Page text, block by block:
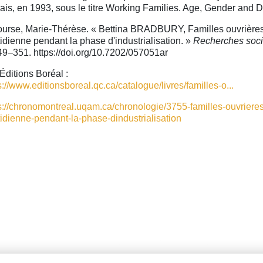
en 1993, sous le titre Working Families. Age, Gender and
Marie-Thérèse. « Bettina BRADBURY, Familles
pendant la phase d'industrialisation. » Recherches
https://doi.org/10.7202/057051ar
Boréal :
www.editionsboreal.qc.ca/catalogue/livres/familles-o...
chronomontreal.uqam.ca/chronologie/3755-familles-
pendant-la-phase-dindustrialisation